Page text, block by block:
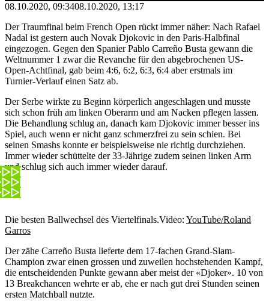
08.10.2020, 09:3408.10.2020, 13:17
Der Traumfinal beim French Open rückt immer näher: Nach Rafael
Nadal ist gestern auch Novak Djokovic in den Paris-Halbfinal
eingezogen. Gegen den Spanier Pablo Carreño Busta gewann die
Weltnummer 1 zwar die Revanche für den abgebrochenen US-
Open-Achtfinal, gab beim 4:6, 6:2, 6:3, 6:4 aber erstmals im
Turnier-Verlauf einen Satz ab.
Der Serbe wirkte zu Beginn körperlich angeschlagen und musste
sich schon früh am linken Oberarm und am Nacken pflegen lassen.
Die Behandlung schlug an, danach kam Djokovic immer besser ins
Spiel, auch wenn er nicht ganz schmerzfrei zu sein schien. Bei
seinen Smashs konnte er beispielsweise nie richtig durchziehen.
Immer wieder schüttelte der 33-Jährige zudem seinen linken Arm
und schlug sich auch immer wieder darauf.
Die besten Ballwechsel des Viertelfinals.Video: YouTube/Roland
Garros
Der zähe Carreño Busta lieferte dem 17-fachen Grand-Slam-
Champion zwar einen grossen und zuweilen hochstehenden Kampf,
die entscheidenden Punkte gewann aber meist der «Djoker». 10 von
13 Breakchancen wehrte er ab, ehe er nach gut drei Stunden seinen
ersten Matchball nutzte.